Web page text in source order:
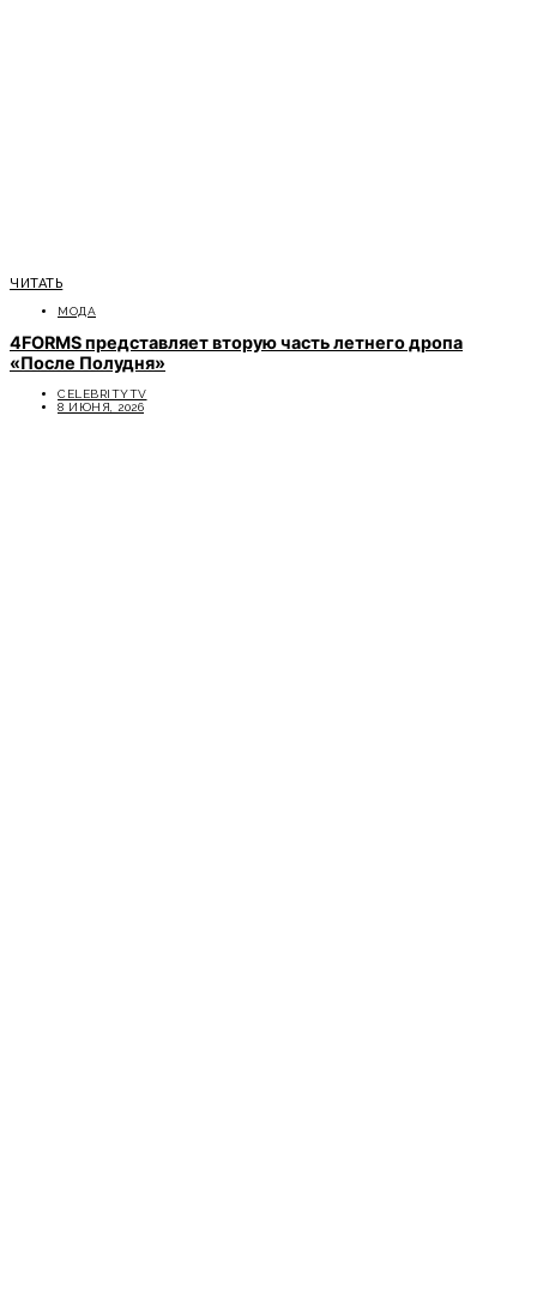
ЧИТАТЬ
МОДА
4FORMS представляет вторую часть летнего дропа
«После Полудня»
CELEBRITYTV
8 ИЮНЯ, 2026